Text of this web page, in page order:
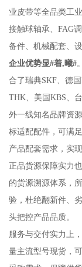
业皮带等全品类工
接触球轴承、FAG
备件、机械配套、
企业优势显#着,曦#
合了瑞典SKF、德
THK、美国KBS、
外一线知名品牌资
标适配配件，可满
产品配套需求，实
正品货源保障实力
的货源溯源体系，
验，杜绝翻新件、
头把控产品品质。
服务与交付实力上
量主流型号现货，